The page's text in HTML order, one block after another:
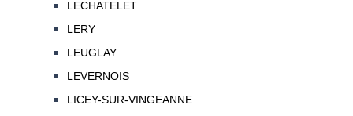
LECHATELET
LERY
LEUGLAY
LEVERNOIS
LICEY-SUR-VINGEANNE